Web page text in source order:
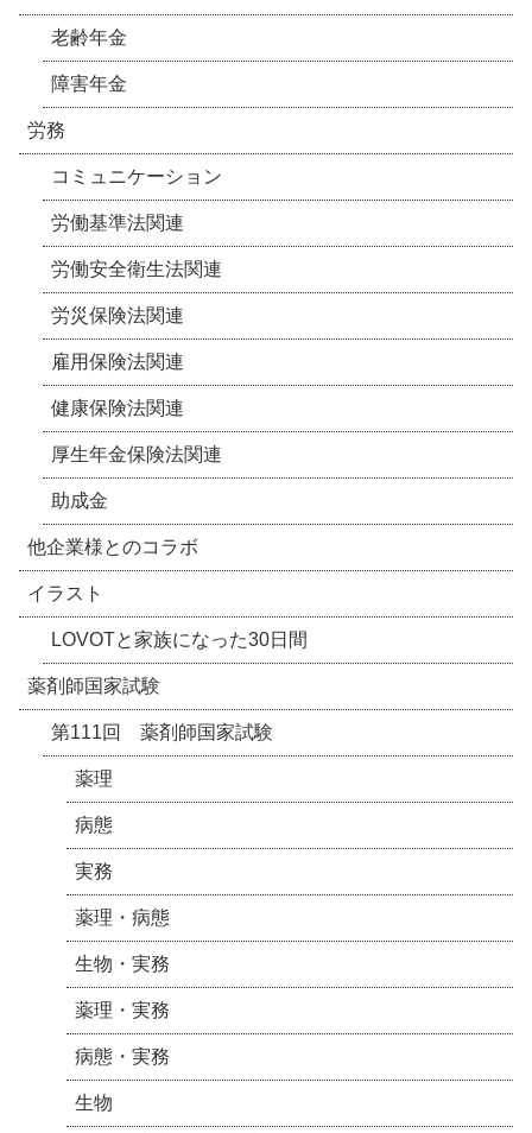
老齢年金
障害年金
労務
コミュニケーション
労働基準法関連
労働安全衛生法関連
労災保険法関連
雇用保険法関連
健康保険法関連
厚生年金保険法関連
助成金
他企業様とのコラボ
イラスト
LOVOTと家族になった30日間
薬剤師国家試験
第111回 薬剤師国家試験
薬理
病態
実務
薬理・病態
生物・実務
薬理・実務
病態・実務
生物